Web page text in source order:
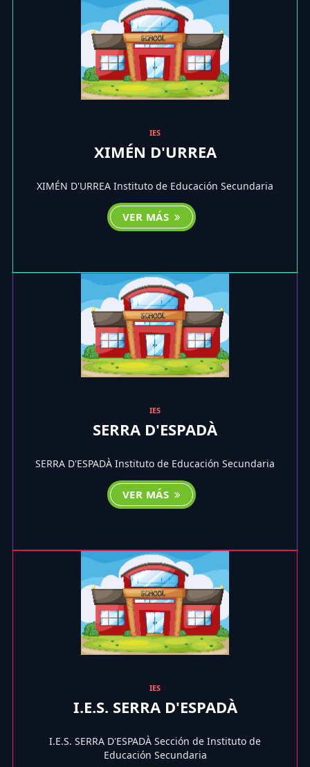
IES
XIMÉN D'URREA
XIMÉN D'URREA Instituto de Educación Secundaria
VER MÁS
IES
SERRA D'ESPADÀ
SERRA D'ESPADÀ Instituto de Educación Secundaria
VER MÁS
IES
I.E.S. SERRA D'ESPADÀ
I.E.S. SERRA D'ESPADÀ Sección de Instituto de
Educación Secundaria